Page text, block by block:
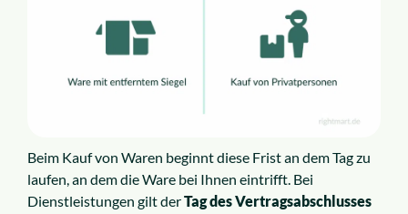
Beim Kauf von Waren beginnt diese Frist an dem Tag zu
laufen, an dem die Ware bei Ihnen eintrifft. Bei
Dienstleistungen gilt derTag des Vertragsabschlusses